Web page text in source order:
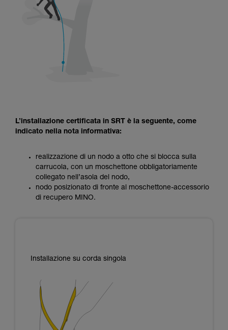
L’installazione certificata in SRT è la seguente, come
indicato nella nota informativa:
realizzazione di un nodo a otto che si blocca sulla
carrucola, con un moschettone obbligatoriamente
collegato nell’asola del nodo,
nodo posizionato di fronte al moschettone-accessorio
di recupero MINO.
Installazione su corda singola